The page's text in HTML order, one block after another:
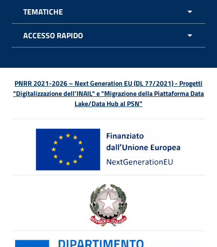
TEMATICHE
ACCESSO RAPIDO
PNRR 2021-2026 – Next Generation EU (DL 77/2021) - Progetti
"Digitalizzazione dell’INAIL" e "Migrazione della Piattaforma Data
Lake/Data Hub al PSN"